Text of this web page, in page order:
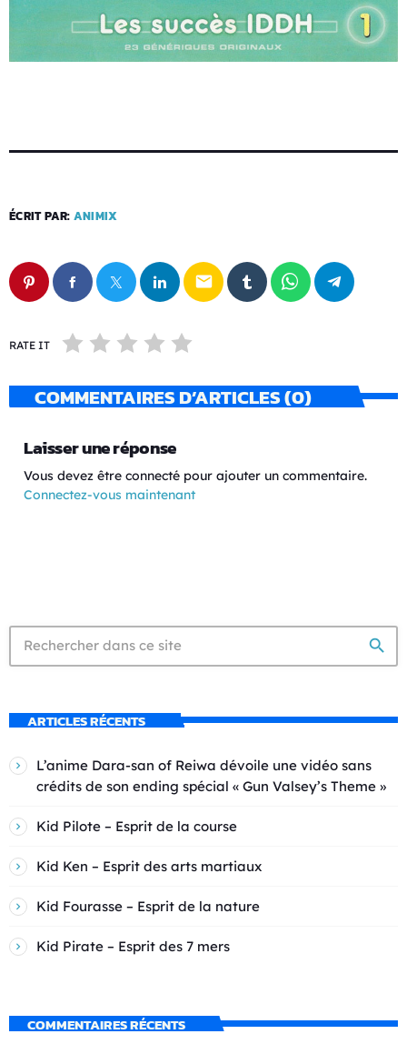
ÉCRIT PAR: ANIMIX
email
RATE IT
COMMENTAIRES D’ARTICLES (0)
Laisser une réponse
Vous devez être connecté pour ajouter un commentaire.
Connectez-vous maintenant
search
ARTICLES RÉCENTS
L’anime Dara-san of Reiwa dévoile une vidéo sans
crédits de son ending spécial « Gun Valsey’s Theme »
Kid Pilote – Esprit de la course
Kid Ken – Esprit des arts martiaux
Kid Fourasse – Esprit de la nature
Kid Pirate – Esprit des 7 mers
COMMENTAIRES RÉCENTS